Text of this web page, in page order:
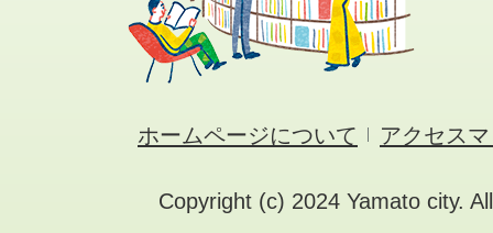
ホームページについて アクセス
Copyright (c) 2024 Yamato city.